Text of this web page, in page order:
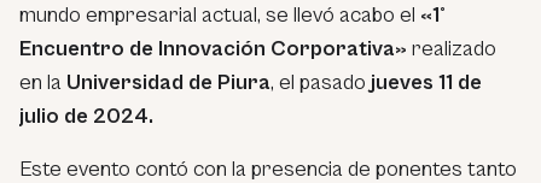
mundo empresarial actual, se llevó acabo el «1°
Encuentro de Innovación Corporativa» realizado
en la Universidad de Piura, el pasado jueves 11 de
julio de 2024.
Este evento contó con la presencia de ponentes tanto